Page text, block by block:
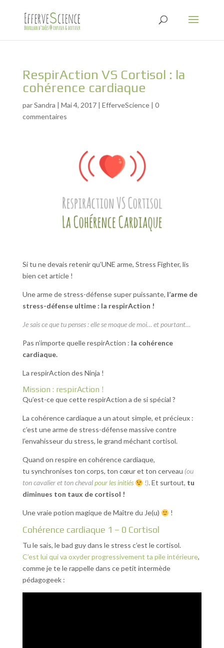
RespirAction VS Cortisol : la
cohérence cardiaque
parSandra | Mai 4, 2017| EfferveScience| 0
commentaires
Si tu ne devais retenir qu’UNE arme, Stress Fighter, lis
bien cet article !
Une arme de stress-défense super puissante, l’arme de
stress-défense ultime : la respirAction !
Je sais ce que tu penses : elle se moque de moi… et pourtant…
Pas n’importe quelle respirAction : la cohérence
cardiaque.
La respirAction des Ninja !
Mission : respirAction !
Qu’est-ce que cette respirAction a de si spécial ?
La cohérence cardiaque a un atout simple, et précieux :
c’est une arme de stress-défense massive contre
l’envahisseur du stress, le grand méchant cortisol.
Quand on respire en cohérence cardiaque,
tu synchronises ton corps, ton cœur et ton cerveau (ou
ton cavalier et ton chevalpour les initiés !). Et surtout, tu
diminues ton taux de cortisol !
Une vraie potion magique de Maître du Je(u) !
Cohérence cardiaque 1 – 0 Cortisol
Tu le sais, le bad guy dans le stress c’est le cortisol.
C’est lui qui va oxyder progressivement ta pile intérieure,
comme je te le rappelle dans ce petit intermède
pédagogeek :